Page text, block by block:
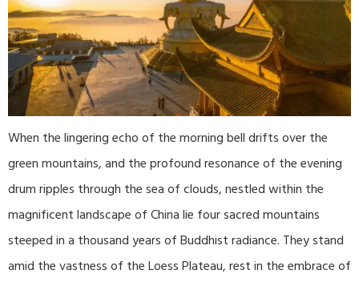
When the lingering echo of the morning bell drifts over the
green mountains, and the profound resonance of the evening
drum ripples through the sea of clouds, nestled within the
magnificent landscape of China lie four sacred mountains
steeped in a thousand years of Buddhist radiance. They stand
amid the vastness of the Loess Plateau, rest in the embrace of